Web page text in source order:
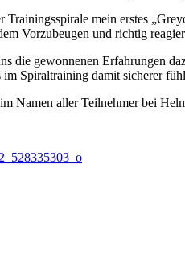
mein erstes
Vorzubeugen und richtig
die gewonnenen Erfahrungen
Spiraltraining damit sicherer
Namen aller Teilnehmer bei